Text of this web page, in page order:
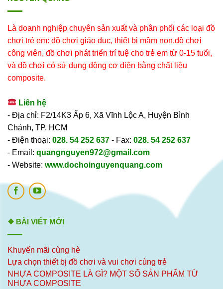
Là doanh nghiệp chuyên sản xuất và phân phối các loại đồ
chơi trẻ em: đồ chơi giáo dục, thiết bị mầm non,đồ chơi
công viên, đồ chơi phát triển trí tuệ cho trẻ em từ 0-15 tuổi,
và đồ chơi có sử dụng động cơ điện bằng chất liệu
composite.
Liên hệ
- Địa chỉ: F2/14K3 Ấp 6, Xã Vĩnh Lộc A, Huyện Bình
Chánh, TP. HCM
- Điện thoại: 028. 54 252 637 - Fax: 028. 54 252 637
- Email: quangnguyen972@gmail.com
- Website: www.dochoinguyenquang.com
❖ BÀI VIẾT MỚI
Khuyến mãi cùng hè
Lựa chọn thiết bị đồ chơi và vui chơi cùng trẻ
NHỰA COMPOSITE LÀ GÌ? MỘT SỐ SẢN PHẨM TỪ
NHỰA COMPOSITE